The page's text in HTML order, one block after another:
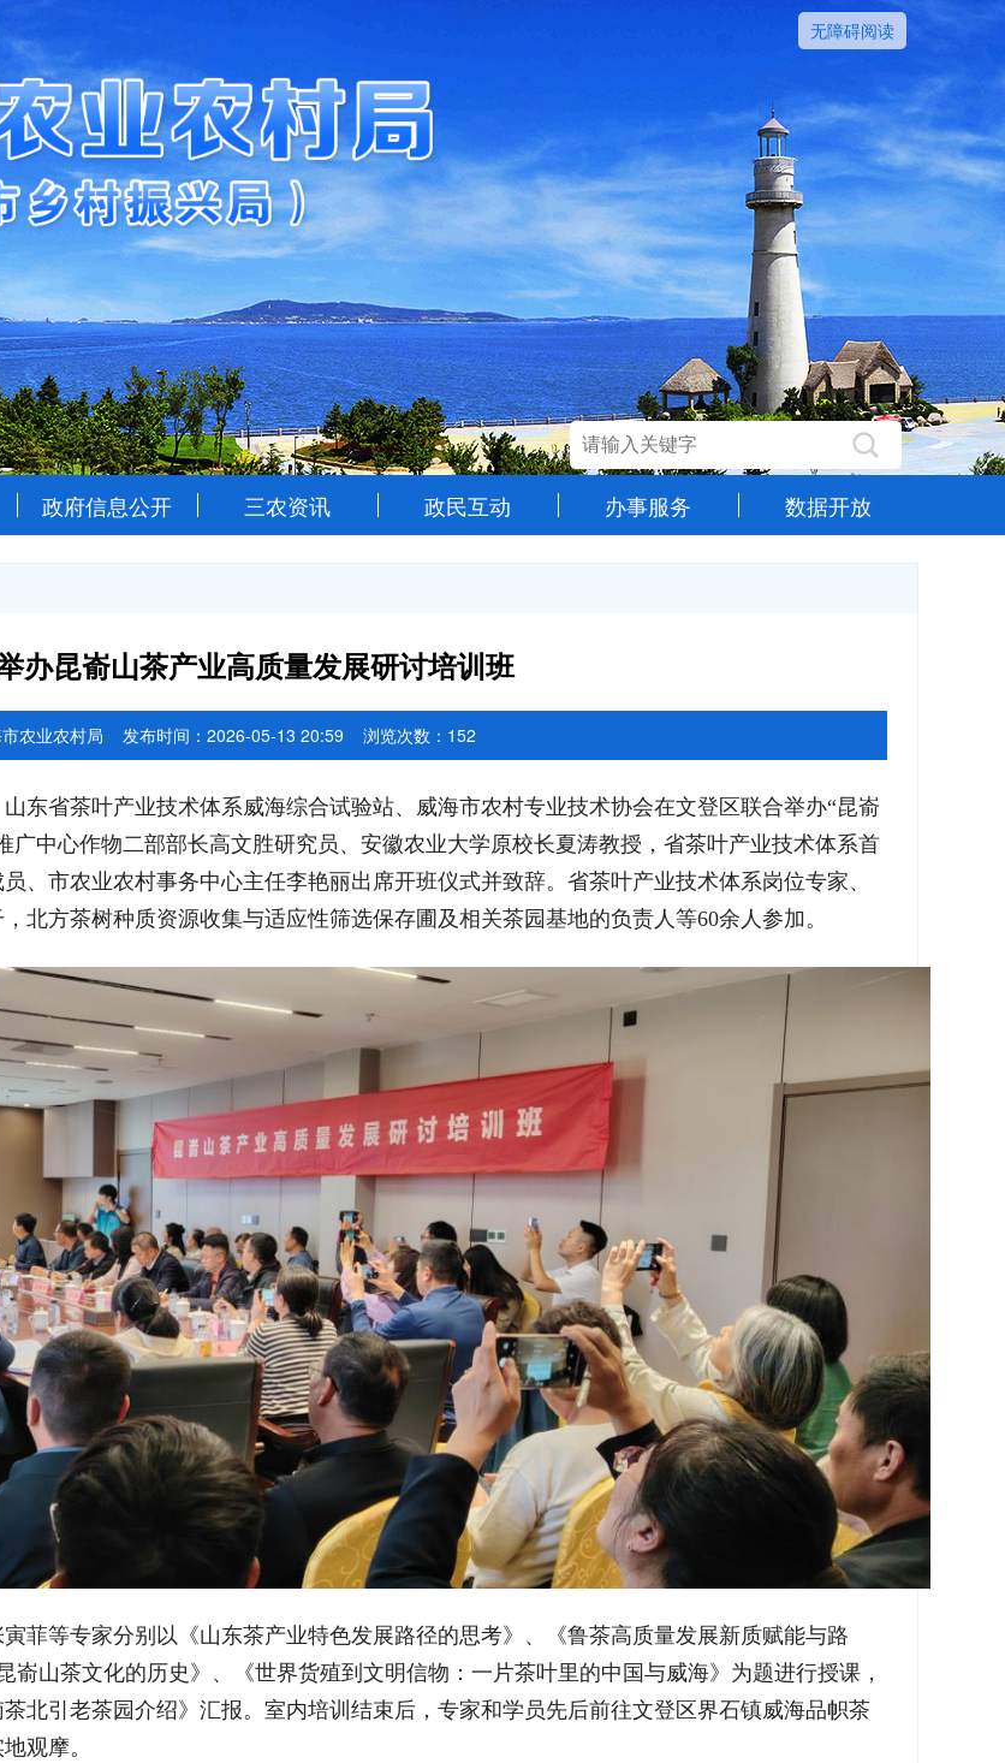
无障碍阅读
政府信息公开 三农资讯 政民互动 办事服务 数据开放
办昆嵛山茶产业高质量发展研讨培训班
农业农村局 发布时间：2026-05-13 20:59 浏览次数： 152
东省茶叶产业技术体系威海综合试验站、威海市农村专业技术协会在文登区联合举办“昆嵛
广中心作物二部部长‌‌‌高文胜研究员、安徽农业大学原校长夏涛教授，省茶叶产业技术体系首
、市农业农村事务中心主任李艳丽出席开班仪式并致辞。省茶叶产业技术体系岗位专家、
北方茶树种质资源收集与适应性筛选保存圃及相关茶园基地的负责人等60余人参加。
菲等专家分别以《山东茶产业特色发展路径的思考》、《鲁茶高质量发展新质赋能与路
山茶文化的历史》、《世界货殖到文明信物：一片茶叶里的中国与威海》为题进行授课，
北引老茶园介绍》汇报。室内培训结束后，专家和学员先后前往文登区界石镇威海品帜茶
观摩。